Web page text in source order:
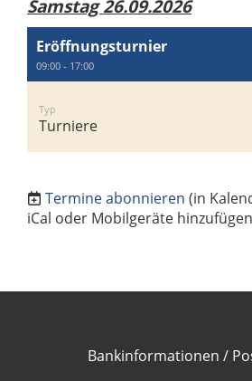
Samstag 26.09.2026
Eröffnungsturnier
09:00 - 17:00
Typ
Turniere
Termine abonnieren (in
iCal oder Mobilgeräte
Bankinformationen /